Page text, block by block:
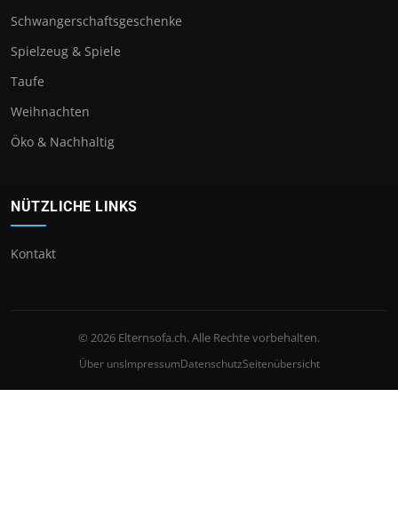
Schwangerschaftsgeschenke
Spielzeug & Spiele
Taufe
Weihnachten
Öko & Nachhaltig
NÜTZLICHE LINKS
Kontakt
© 2026 Elternsofa.ch. Alle Rechte vorbehalten.
Über unsImpressumDatenschutzSeitenübersicht